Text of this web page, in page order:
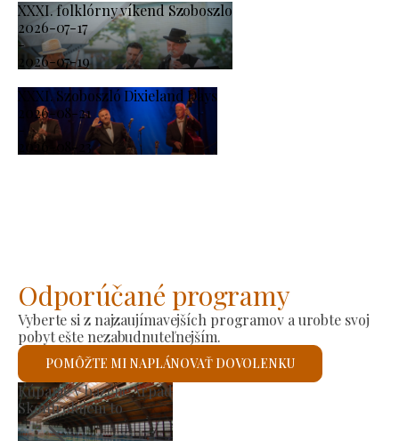
XXXI. folklórny víkend Szoboszlo
2026-07-17
-
2026-07-19
XXXI. Szoboszló Dixieland Days
2026-08-21
-
2026-08-23
Odporúčané programy
Vyberte si z najzaujímavejších programov a urobte svoj
pobyt ešte nezabudnuteľnejším.
POMÔŽTE MI NAPLÁNOVAŤ DOVOLENKU
to